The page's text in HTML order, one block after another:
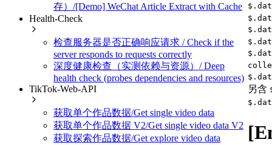
存）/[Demo] WeChat Article Extract with Cache
Health-Check
检查服务器是否正确响应请求 / Check if the
server responds to requests correctly
深度健康检查（实测依赖与资源）/ Deep
health check (probes dependencies and resources)
TikTok-Web-API
获取单个作品数据/Get single video data
获取单个作品数据 V2/Get single video data V2
获取探索作品数据/Get explore video data
另含